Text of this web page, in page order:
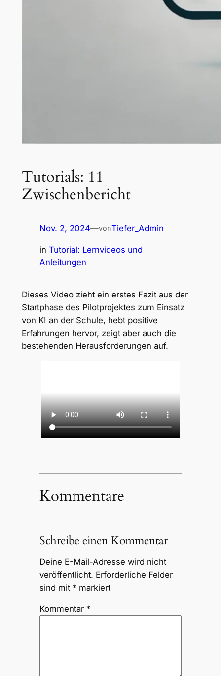
Tutorials: 11
Zwischenbericht
Nov. 2, 2024—vonTiefer_Admin
in Tutorial: Lernvideos und
Anleitungen
Dieses Video zieht ein erstes Fazit aus der
Startphase des Pilotprojektes zum Einsatz
von KI an der Schule, hebt positive
Erfahrungen hervor, zeigt aber auch die
bestehenden Herausforderungen auf.
Kommentare
Schreibe einen Kommentar
Deine E-Mail-Adresse wird nicht
veröffentlicht. Erforderliche Felder
sind mit *markiert
Kommentar *